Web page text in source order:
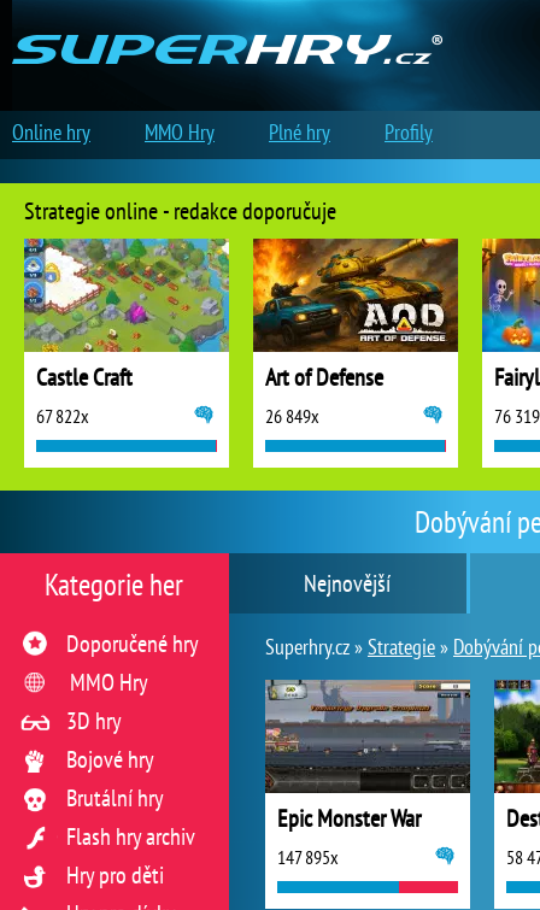
Dobývání
Nejnovější
Superhry.cz »Strategie» Dobývání
Epic Monster War
147 895x 58
Kategorie her
Doporučené hry
MMO Hry
3D hry
Bojové hry
Brutální hry
Flash hry archiv
Hry pro děti
Strategie online - redakce doporučuje
Castle Craft
67 822x
Art of Defense
26 849x 76
Online hry MMO Hry Plné hry Profily